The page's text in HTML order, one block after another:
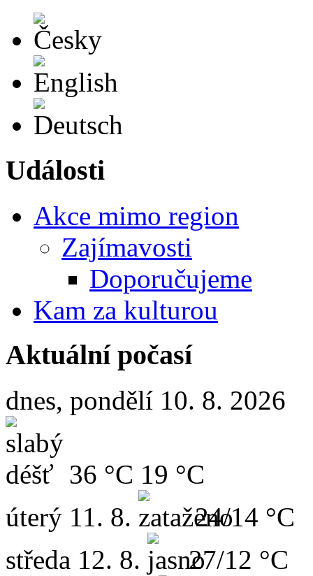
Události
Akce mimo region
Zajímavosti
Doporučujeme
Kam za kulturou
Aktuální počasí
dnes, pondělí 10. 8. 2026
36 °C 19 °C
úterý 11. 8.
24/14 °C
středa 12. 8.
27/12 °C